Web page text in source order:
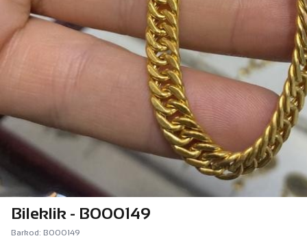
Bileklik - B000149
Barkod: B000149